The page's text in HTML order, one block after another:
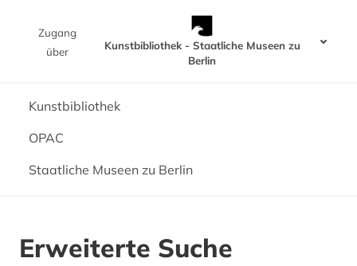
Zugang
über
Kunstbibliothek - Staatliche Museen zu
Berlin
Kunstbibliothek
OPAC
Staatliche Museen zu Berlin
Erweiterte Suche